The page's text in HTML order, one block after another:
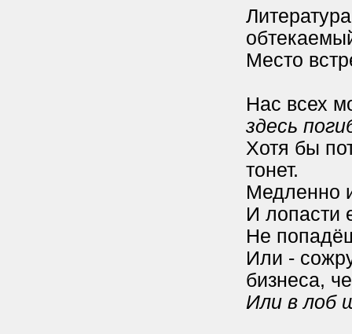
Место
Нас всех
здесь
Хотя бы
тонет.
Медленно
И лопасти
Не
Или -
бизнеса,
Или в лоб